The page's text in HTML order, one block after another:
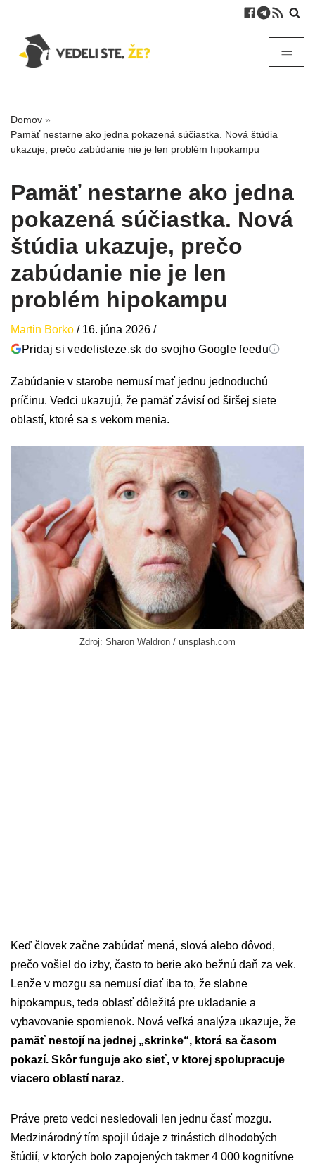
Domov »
Pamäť nestarne ako jedna pokazená súčiastka. Nová štúdia
ukazuje, prečo zabúdanie nie je len problém hipokampu
Pamäť nestarne ako jedna
pokazená súčiastka. Nová
štúdia ukazuje, prečo
zabúdanie nie je len
problém hipokampu
Martin Borko / 16. júna 2026 /
Pridaj si vedelisteze.sk do svojho Google feedu
Zabúdanie v starobe nemusí mať jednu jednoduchú
príčinu. Vedci ukazujú, že pamäť závisí od širšej siete
oblastí, ktoré sa s vekom menia.
Zdroj: Sharon Waldron / unsplash.com
Keď človek začne zabúdať mená, slová alebo dôvod,
prečo vošiel do izby, často to berie ako bežnú daň za vek.
Lenže v mozgu sa nemusí diať iba to, že slabne
hipokampus, teda oblasť dôležitá pre ukladanie a
vybavovanie spomienok. Nová veľká analýza ukazuje, že
pamäť nestojí na jednej „skrinke“, ktorá sa časom
pokazí. Skôr funguje ako sieť, v ktorej spolupracuje
viacero oblastí naraz.
Práve preto vedci nesledovali len jednu časť mozgu.
Medzinárodný tím spojil údaje z trinástich dlhodobých
štúdií, v ktorých bolo zapojených takmer 4 000 kognitívne